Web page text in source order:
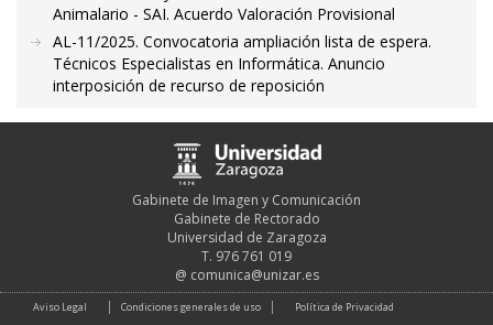
Animalario - SAI. Acuerdo Valoración Provisional
AL-11/2025. Convocatoria ampliación lista de espera.
Técnicos Especialistas en Informática. Anuncio
interposición de recurso de reposición
Gabinete de Imagen y Comunicación
Gabinete de Rectorado
Universidad de Zaragoza
T. 976 761 019
@ comunica@unizar.es
Aviso Legal Condiciones generales de uso Política de Privacidad